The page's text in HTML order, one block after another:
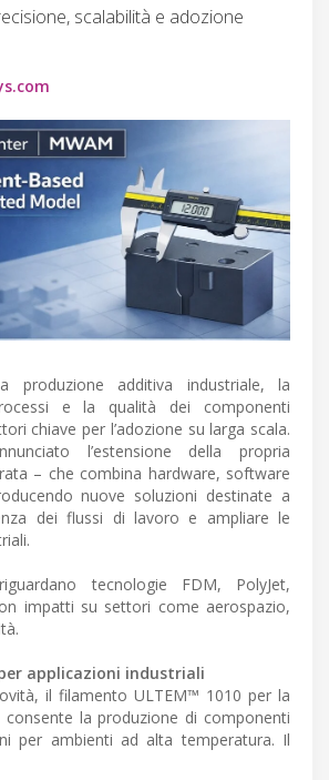
scalabilità e adozione
produzione additiva industriale, la
e la qualità dei componenti
chiave per l’adozione su larga scala.
l’estensione della propria
– che combina hardware, software
nuove soluzioni destinate a
dei flussi di lavoro e ampliare le
tecnologie FDM, PolyJet,
impatti su settori come aerospazio,
applicazioni industriali
il filamento ULTEM™ 1010 per la
consente la produzione di componenti
per ambienti ad alta temperatura. Il